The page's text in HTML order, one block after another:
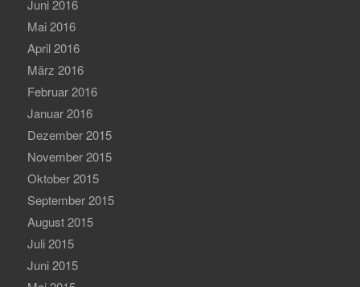
Juni 2016
Mai 2016
April 2016
März 2016
Februar 2016
Januar 2016
Dezember 2015
November 2015
Oktober 2015
September 2015
August 2015
Juli 2015
Juni 2015